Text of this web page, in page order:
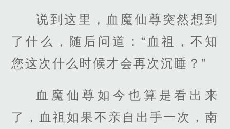
说到这里，血魔仙尊突然想到
了什么，随后问道：“血祖，不知
您这次什么时候才会再次沉睡？”
血魔仙尊如今也算是看出来
了，血祖如果不亲自出手一次，南